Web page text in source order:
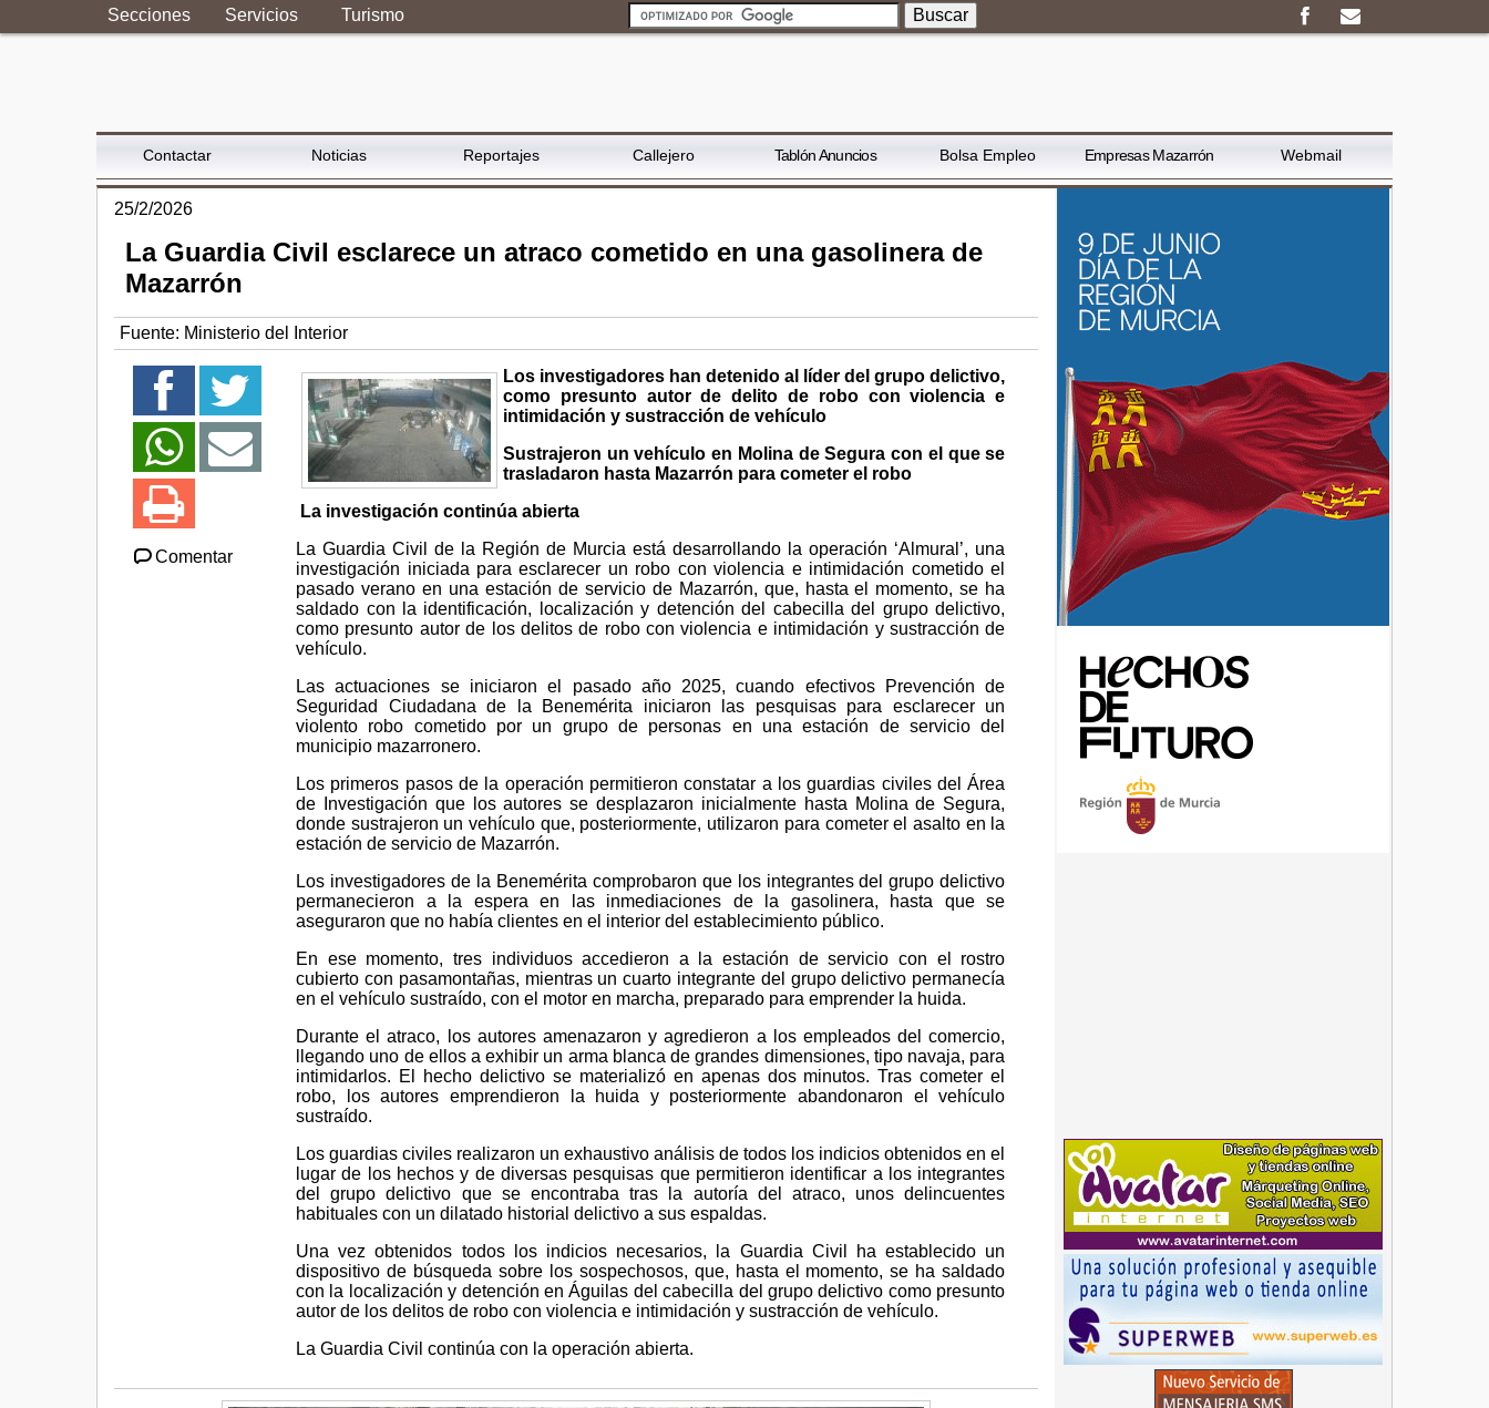
Secciones Servicios Turismo
Contactar Noticias Reportajes Callejero Tablón Anuncios Bolsa Empleo Empresas Mazarrón Webmail
25/2/2026
La Guardia Civil esclarece un atraco cometido en una gasolinera de
Mazarrón
Fuente: Ministerio del Interior
Comentar
Los investigadores han detenido al líder del grupo delictivo,
como presunto autor de delito de robo con violencia e
intimidación y sustracción de vehículo
Sustrajeron un vehículo en Molina de Segura con el que se
trasladaron hasta Mazarrón para cometer el robo
La investigación continúa abierta
La Guardia Civil de la Región de Murcia está desarrollando la operación ‘Almural’, una
investigación iniciada para esclarecer un robo con violencia e intimidación cometido el
pasado verano en una estación de servicio de Mazarrón, que, hasta el momento, se ha
saldado con la identificación, localización y detención del cabecilla del grupo delictivo,
como presunto autor de los delitos de robo con violencia e intimidación y sustracción de
vehículo.
Las actuaciones se iniciaron el pasado año 2025, cuando efectivos Prevención de
Seguridad Ciudadana de la Benemérita iniciaron las pesquisas para esclarecer un
violento robo cometido por un grupo de personas en una estación de servicio del
municipio mazarronero.
Los primeros pasos de la operación permitieron constatar a los guardias civiles del Área
de Investigación que los autores se desplazaron inicialmente hasta Molina de Segura,
donde sustrajeron un vehículo que, posteriormente, utilizaron para cometer el asalto en la
estación de servicio de Mazarrón.
Los investigadores de la Benemérita comprobaron que los integrantes del grupo delictivo
permanecieron a la espera en las inmediaciones de la gasolinera, hasta que se
aseguraron que no había clientes en el interior del establecimiento público.
En ese momento, tres individuos accedieron a la estación de servicio con el rostro
cubierto con pasamontañas, mientras un cuarto integrante del grupo delictivo permanecía
en el vehículo sustraído, con el motor en marcha, preparado para emprender la huida.
Durante el atraco, los autores amenazaron y agredieron a los empleados del comercio,
llegando uno de ellos a exhibir un arma blanca de grandes dimensiones, tipo navaja, para
intimidarlos. El hecho delictivo se materializó en apenas dos minutos. Tras cometer el
robo, los autores emprendieron la huida y posteriormente abandonaron el vehículo
sustraído.
Los guardias civiles realizaron un exhaustivo análisis de todos los indicios obtenidos en el
lugar de los hechos y de diversas pesquisas que permitieron identificar a los integrantes
del grupo delictivo que se encontraba tras la autoría del atraco, unos delincuentes
habituales con un dilatado historial delictivo a sus espaldas.
Una vez obtenidos todos los indicios necesarios, la Guardia Civil ha establecido un
dispositivo de búsqueda sobre los sospechosos, que, hasta el momento, se ha saldado
con la localización y detención en Águilas del cabecilla del grupo delictivo como presunto
autor de los delitos de robo con violencia e intimidación y sustracción de vehículo.
La Guardia Civil continúa con la operación abierta.